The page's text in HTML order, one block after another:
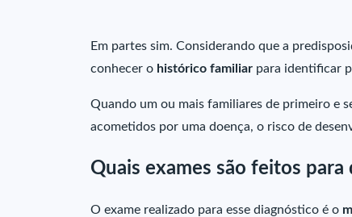
Em partes sim. Considerando que a
conhecer o histórico familiar para identificar
Quando um ou mais familiares de primeiro e
acometidos por uma doença, o risco de
Quais exames são feitos
O exame realizado para esse diagnóstico é o